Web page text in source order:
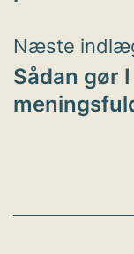
Næste
Sådan gør